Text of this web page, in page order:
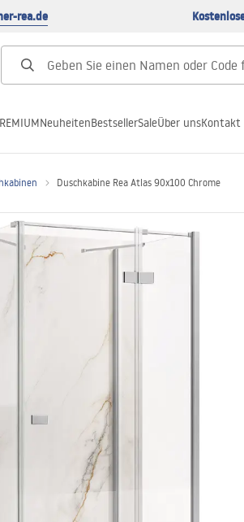
rea.de
NeuheitenBestsellerSaleÜber unsKontakt
Duschkabine Rea Atlas 90x100 Chrome